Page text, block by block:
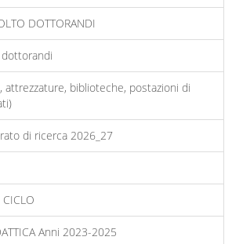
DOTTORANDI
attrezzature, biblioteche, postazioni di
di ricerca 2026_27
Anni 2023-2025